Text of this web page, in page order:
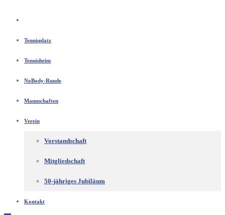
Tennisplatz
Tennisheim
NoBody-Runde
Mannschaften
Verein
Vorstandschaft
Mitgliedschaft
50-jähriges Jubiläum
Kontakt